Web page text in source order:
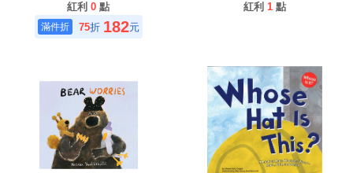
紅利 0 點
75折 182元
紅利 1 點